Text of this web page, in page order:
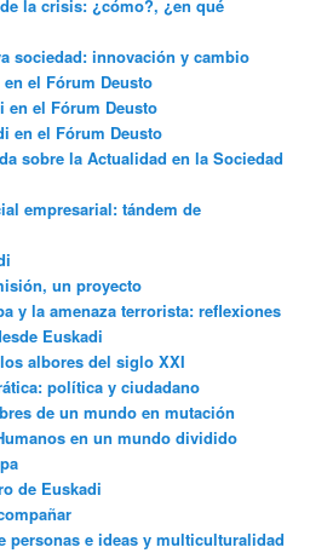
la crisis: ¿cómo?, ¿en qué
sociedad: innovación y cambio
el Fórum Deusto
en el Fórum Deusto
en el Fórum Deusto
sobre la Actualidad en la Sociedad
empresarial: tándem de
un proyecto
y la amenaza terrorista: reflexiones
Euskadi
albores del siglo XXI
política y ciudadano
de un mundo en mutación
en un mundo dividido
de Euskadi
personas e ideas y multiculturalidad